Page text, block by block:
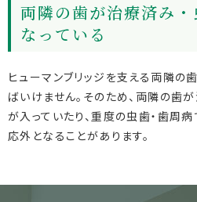
両隣の歯が治療済み
なっている
ヒューマンブリッジを支える両隣の
ばいけません。そのため、両隣の歯
が入っていたり、重度の虫歯・歯周
応外となることがあります。